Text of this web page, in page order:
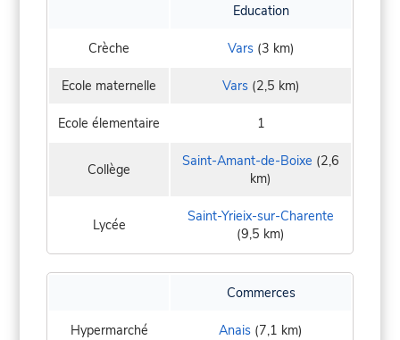
Education
Crèche Vars(3 km)
Ecole maternelle Vars(2,5 km)
Ecole élementaire 1
Collège Saint-Amant-de-Boixe (2,6
km)
Lycée
Saint-Yrieix-sur-Charente
(9,5 km)
Commerces
Hypermarché Anais (7,1 km)